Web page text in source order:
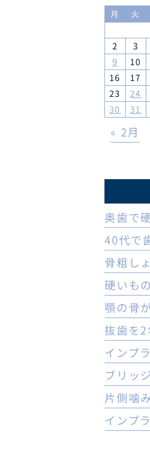
月 火
2
3
9
10
16
17
23
24
30
31
« 2月